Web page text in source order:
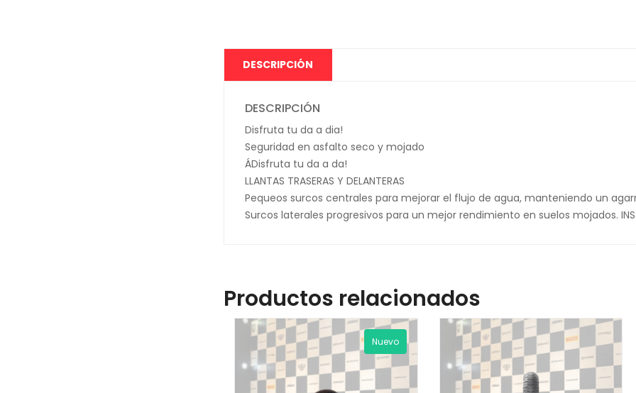
DESCRIPCIÓN
DESCRIPCIÓN
Disfruta tu da a dia!
Seguridad en asfalto seco y mojado
ÁDisfruta tu da a da!
LLANTAS TRASERAS Y DELANTERAS
Pequeos surcos centrales para mejorar el flujo de agua, manteniendo un
Surcos laterales progresivos para un mejor rendimiento en suelos mojados.
Productos relacionados
Nuevo